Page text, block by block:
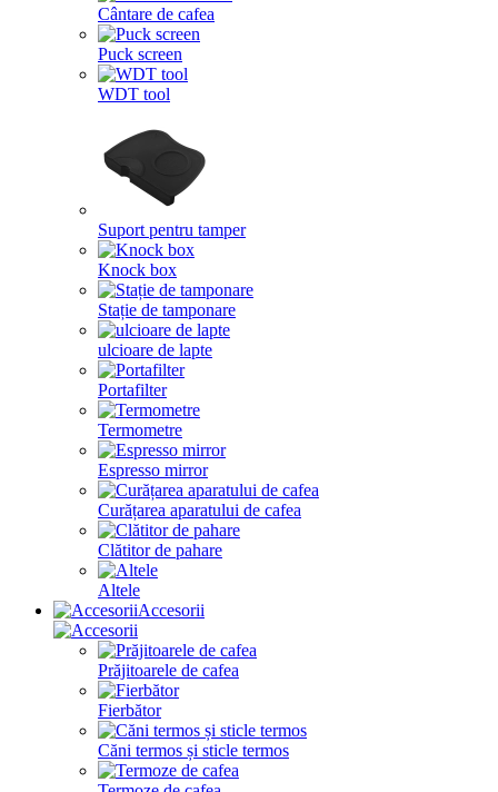
Cântare de cafea
Puck screen
WDT tool
Suport pentru tamper
Knock box
Stație de tamponare
ulcioare de lapte
Portafilter
Termometre
Espresso mirror
Curățarea aparatului de cafea
Clătitor de pahare
Altele
Accesorii
Prăjitoarele de cafea
Fierbător
Căni termos și sticle termos